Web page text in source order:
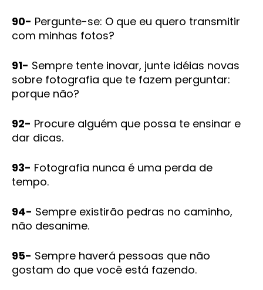
90- Pergunte-se: O que eu quero transmitir
com minhas fotos?
91- Sempre tente inovar, junte idéias novas
sobre fotografia que te fazem perguntar:
porque não?
92- Procure alguém que possa te ensinar e
dar dicas.
93- Fotografia nunca é uma perda de
tempo.
94- Sempre existirão pedras no caminho,
não desanime.
95- Sempre haverá pessoas que não
gostam do que você está fazendo.